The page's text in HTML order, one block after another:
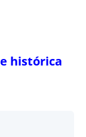
histórica